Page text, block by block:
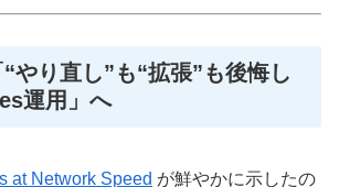
やり直し”も“拡張”も後悔し
運用」へ
at Network Speed が鮮やかに示したの